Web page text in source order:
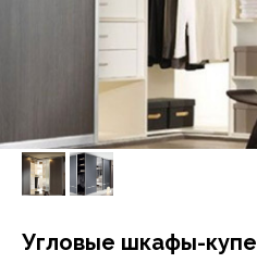
Угловые шкафы-купе